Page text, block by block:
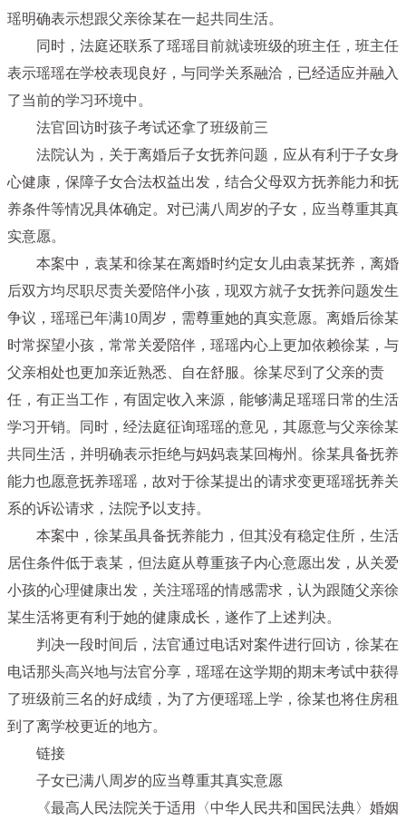
瑶明确表示想跟父亲徐某在一起共同生活。
同时，法庭还联系了瑶瑶目前就读班级的班主任，班主任
表示瑶瑶在学校表现良好，与同学关系融洽，已经适应并融入
了当前的学习环境中。
法官回访时孩子考试还拿了班级前三
法院认为，关于离婚后子女抚养问题，应从有利于子女身
心健康，保障子女合法权益出发，结合父母双方抚养能力和抚
养条件等情况具体确定。对已满八周岁的子女，应当尊重其真
实意愿。
本案中，袁某和徐某在离婚时约定女儿由袁某抚养，离婚
后双方均尽职尽责关爱陪伴小孩，现双方就子女抚养问题发生
争议，瑶瑶已年满10周岁，需尊重她的真实意愿。离婚后徐某
时常探望小孩，常常关爱陪伴，瑶瑶内心上更加依赖徐某，与
父亲相处也更加亲近熟悉、自在舒服。徐某尽到了父亲的责
任，有正当工作，有固定收入来源，能够满足瑶瑶日常的生活
学习开销。同时，经法庭征询瑶瑶的意见，其愿意与父亲徐某
共同生活，并明确表示拒绝与妈妈袁某回梅州。徐某具备抚养
能力也愿意抚养瑶瑶，故对于徐某提出的请求变更瑶瑶抚养关
系的诉讼请求，法院予以支持。
本案中，徐某虽具备抚养能力，但其没有稳定住所，生活
居住条件低于袁某，但法庭从尊重孩子内心意愿出发，从关爱
小孩的心理健康出发，关注瑶瑶的情感需求，认为跟随父亲徐
某生活将更有利于她的健康成长，遂作了上述判决。
判决一段时间后，法官通过电话对案件进行回访，徐某在
电话那头高兴地与法官分享，瑶瑶在这学期的期末考试中获得
了班级前三名的好成绩，为了方便瑶瑶上学，徐某也将住房租
到了离学校更近的地方。
链接
子女已满八周岁的应当尊重其真实意愿
《最高人民法院关于适用〈中华人民共和国民法典〉婚姻